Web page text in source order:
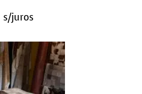
s/juros